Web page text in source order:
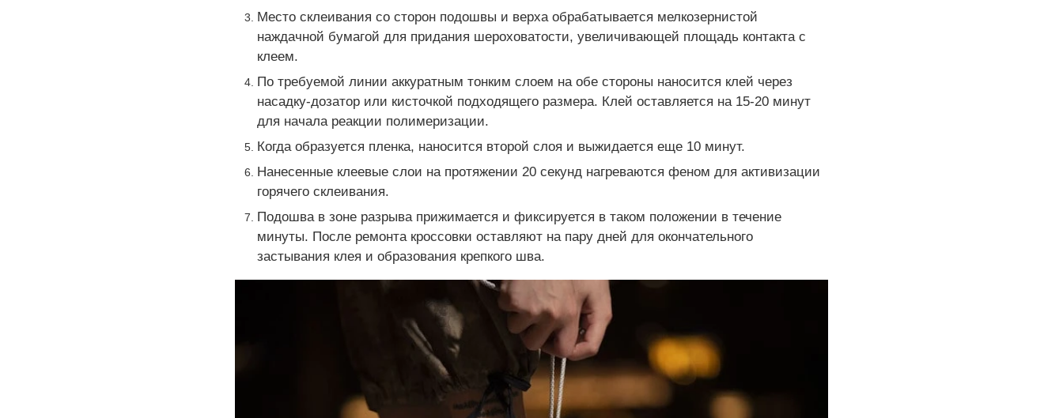
Место склеивания со сторон подошвы и верха обрабатывается мелкозернистой
наждачной бумагой для придания шероховатости, увеличивающей площадь контакта с
клеем.
По требуемой линии аккуратным тонким слоем на обе стороны наносится клей через
насадку-дозатор или кисточкой подходящего размера. Клей оставляется на 15-20 минут
для начала реакции полимеризации.
Когда образуется пленка, наносится второй слоя и выжидается еще 10 минут.
Нанесенные клеевые слои на протяжении 20 секунд нагреваются феном для активизации
горячего склеивания.
Подошва в зоне разрыва прижимается и фиксируется в таком положении в течение
минуты. После ремонта кроссовки оставляют на пару дней для окончательного
застывания клея и образования крепкого шва.